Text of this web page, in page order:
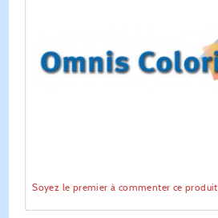
Soyez le premier à commenter ce produit